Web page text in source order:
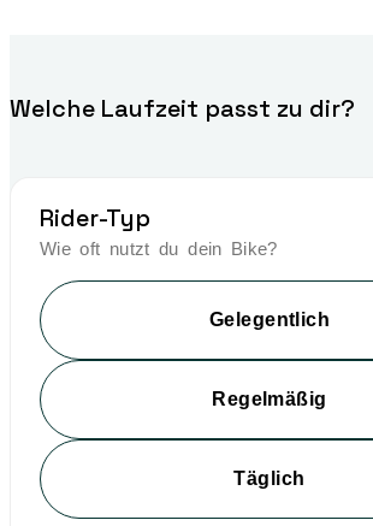
Welche Laufzeit passt zu dir?
Rider-Typ
Wie oft nutzt du dein Bike?
Gelegentlich
Regelmäßig
Täglich